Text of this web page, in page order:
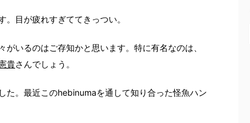
。目が疲れすぎててきっつい。
がいるのはご存知かと思います。特に有名なのは、
貴さんでしょう。
た。最近このhebinumaを通して知り合った怪魚ハン